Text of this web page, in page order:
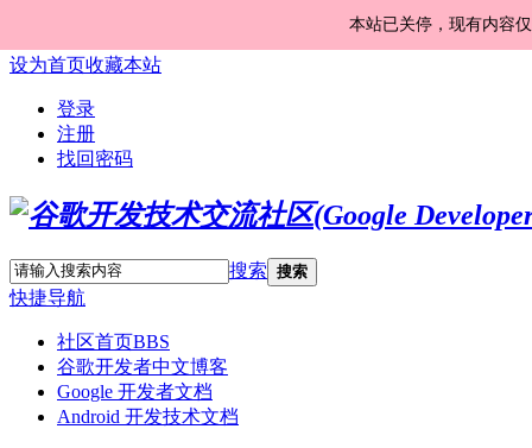
本站已关停，现有内容
设为首页收藏本站
登录
注册
找回密码
搜索 搜索
快捷导航
社区首页BBS
谷歌开发者中文博客
Google 开发者文档
Android 开发技术文档